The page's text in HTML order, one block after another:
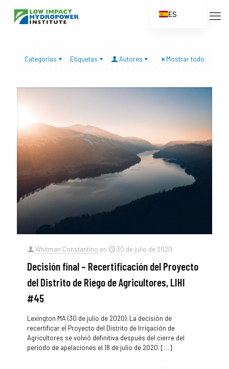
Categorías Etiquetas Autores Mostrar todo
Whitman Constantino en 30 de julio de 2020
Decisión final – Recertificación del Proyecto
del Distrito de Riego de Agricultores, LIHI
#45
Lexington MA (30 de julio de 2020): La decisión de
recertificar el Proyecto del Distrito de Irrigación de
Agricultores se volvió definitiva después del cierre del
período de apelaciones el 18 de julio de 2020. […]
ES